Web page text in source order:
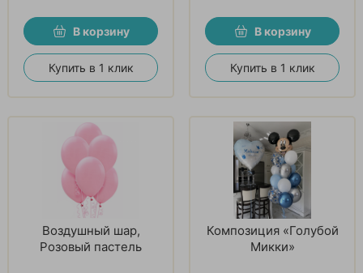
В корзину
Купить в 1 клик
В корзину
Купить в 1 клик
Воздушный шар,
Розовый пастель
Композиция «Голубой
Микки»